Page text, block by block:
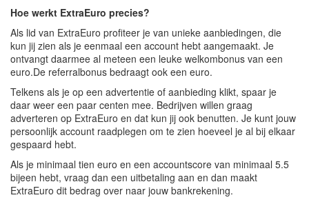
Hoe werkt ExtraEuro precies?
Als lid van ExtraEuro profiteer je van unieke aanbiedingen, die
kun jij zien als je eenmaal een account hebt aangemaakt. Je
ontvangt daarmee al meteen een leuke welkombonus van een
euro.De referralbonus bedraagt ook een euro.
Telkens als je op een advertentie of aanbieding klikt, spaar je
daar weer een paar centen mee. Bedrijven willen graag
adverteren op ExtraEuro en dat kun jij ook benutten. Je kunt jouw
persoonlijk account raadplegen om te zien hoeveel je al bij elkaar
gespaard hebt.
Als je minimaal tien euro en een accountscore van minimaal 5.5
bijeen hebt, vraag dan een uitbetaling aan en dan maakt
ExtraEuro dit bedrag over naar jouw bankrekening.